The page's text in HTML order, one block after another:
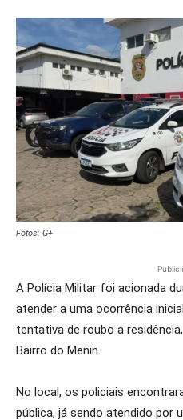
Fotos: G+
A Polícia Militar foi acionada
atender a uma ocorrência
tentativa de roubo a
Bairro do Menin.
No local, os policiais
pública, já sendo atendido por